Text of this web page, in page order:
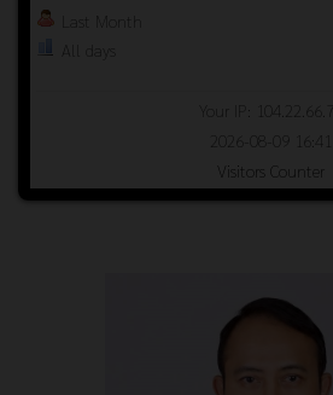
All days
Your IP: 104.22.66.71
2026-08-09 16:41
Visitors Counter